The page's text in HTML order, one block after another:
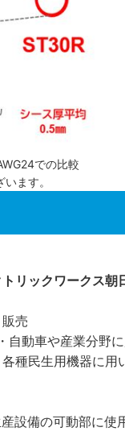
での比較
ます。
リックワークス朝
売
自動車や産業分野
各種民生用機器に用
設備の可動部に使